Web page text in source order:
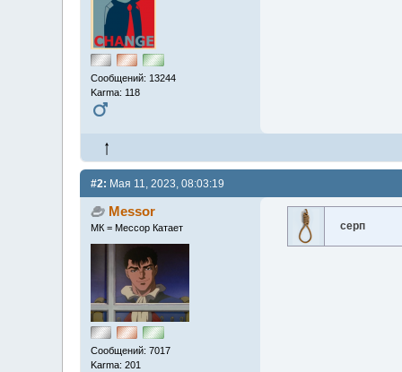
Сообщений: 13244
Karma: 118
#2: Мая 11, 2023, 08:03:19
Messor
МК = Мессор Катает
Сообщений: 7017
Karma: 201
серп